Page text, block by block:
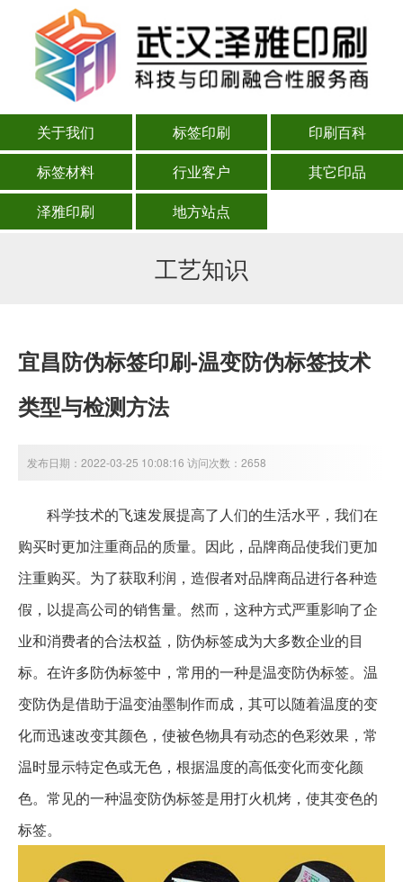
关于我们 标签印刷
印刷百科
标签材料
行业客户
其它印品
泽雅印刷
地方站点
工艺知识
宜昌防伪标签印刷-温变防伪标签技术
类型与检测方法
发布日期：2022-03-25 10:08:16 访问次数：2658
科学技术的飞速发展提高了人们的生活水平，我们在
购买时更加注重商品的质量。因此，品牌商品使我们更加
注重购买。为了获取利润，造假者对品牌商品进行各种造
假，以提高公司的销售量。然而，这种方式严重影响了企
业和消费者的合法权益，防伪标签成为大多数企业的目
标。在许多防伪标签中，常用的一种是温变防伪标签。温
变防伪是借助于温变油墨制作而成，其可以随着温度的变
化而迅速改变其颜色，使被色物具有动态的色彩效果，常
温时显示特定色或无色，根据温度的高低变化而变化颜
色。常见的一种温变防伪标签是用打火机烤，使其变色的
标签。